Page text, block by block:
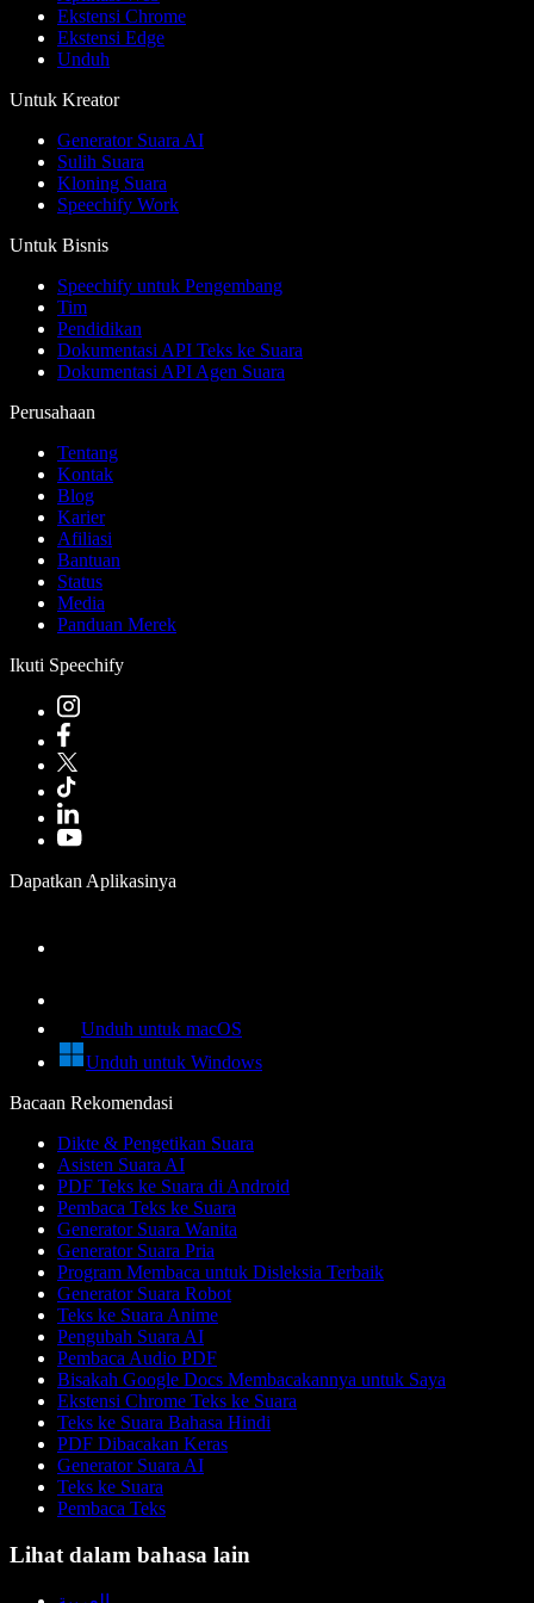
Ekstensi Chrome
Ekstensi Edge
Unduh
Untuk Kreator
Generator Suara AI
Sulih Suara
Kloning Suara
Speechify Work
Untuk Bisnis
Speechify untuk Pengembang
Tim
Pendidikan
Dokumentasi API Teks ke Suara
Dokumentasi API Agen Suara
Perusahaan
Tentang
Kontak
Blog
Karier
Afiliasi
Bantuan
Status
Media
Panduan Merek
Ikuti Speechify
Dapatkan Aplikasinya
Unduh untuk macOS
Unduh untuk Windows
Bacaan Rekomendasi
Dikte & Pengetikan Suara
Asisten Suara AI
PDF Teks ke Suara di Android
Pembaca Teks ke Suara
Generator Suara Wanita
Generator Suara Pria
Program Membaca untuk Disleksia Terbaik
Generator Suara Robot
Teks ke Suara Anime
Pengubah Suara AI
Pembaca Audio PDF
Bisakah Google Docs Membacakannya untuk Saya
Ekstensi Chrome Teks ke Suara
Teks ke Suara Bahasa Hindi
PDF Dibacakan Keras
Generator Suara AI
Teks ke Suara
Pembaca Teks
Lihat dalam bahasa lain